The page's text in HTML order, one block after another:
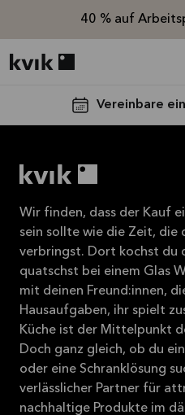
40 % auf
Vereinbare
Wir finden, dass der Kauf
sein sollte wie die Zeit, die
verbringst. Dort kochst du
quatschst bei einem Glas
mit deinen Freund:innen,
Hausaufgaben, ihr spielt
Küche ist der Mittelpunkt
Doch ganz gleich, ob du
oder eine Schranklösung
verlässlicher Partner für
nachhaltige Produkte im